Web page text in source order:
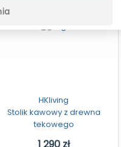
HKliving
Stolik kawowy z drewna
tekowego